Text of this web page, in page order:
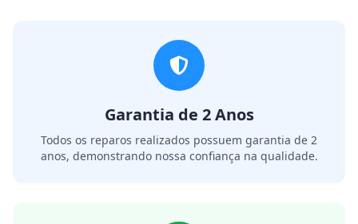
Garantia de 2 Anos
Todos os reparos realizados possuem garantia de 2
anos, demonstrando nossa confiança na qualidade.